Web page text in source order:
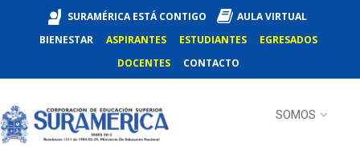
SURAMÉRICA ESTÁ CONTIGO
AULA VIRTUAL
BIENESTAR
ASPIRANTES ESTUDIANTES
EGRESADOS
DOCENTES
CONTACTO
SOMOS